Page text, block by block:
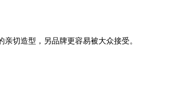
切造型，另品牌更容易被大众接受。